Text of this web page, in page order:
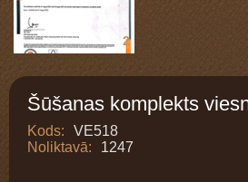
2
Šūšanas komplekts
Kods:
VE518
Noliktavā:
1247